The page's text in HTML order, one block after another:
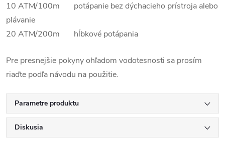
10 ATM/100m potápanie bez dýchacieho prístroja alebo
plávanie
20 ATM/200m hĺbkové potápania
Pre presnejšie pokyny ohľadom vodotesnosti sa prosím
riaďte podľa návodu na použitie.
Parametre produktu
Diskusia